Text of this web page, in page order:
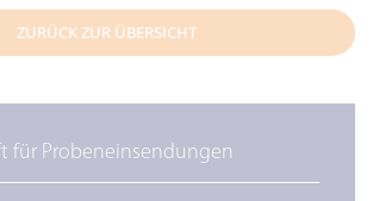
ZURÜCK ZUR ÜBERSICHT
für Probeneinsendungen